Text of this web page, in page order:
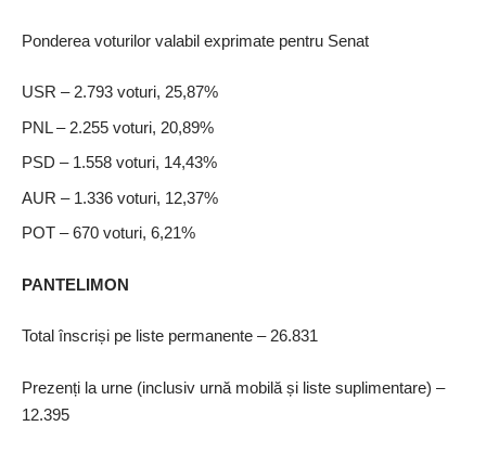
Ponderea voturilor valabil exprimate pentru Senat
USR – 2.793 voturi, 25,87%
PNL – 2.255 voturi, 20,89%
PSD – 1.558 voturi, 14,43%
AUR – 1.336 voturi, 12,37%
POT – 670 voturi, 6,21%
PANTELIMON
Total înscriși pe liste permanente – 26.831
Prezenți la urne (inclusiv urnă mobilă și liste suplimentare) –
12.395